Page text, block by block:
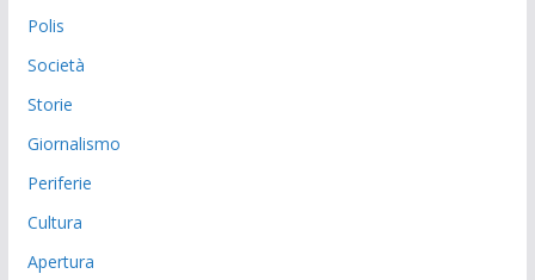
Polis
Società
Storie
Giornalismo
Periferie
Cultura
Apertura